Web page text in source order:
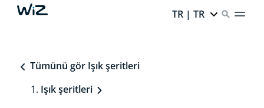
TR | TR
Tümünü gör Işık şeritleri
Işık şeritleri